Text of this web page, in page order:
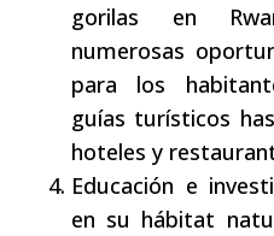
gorilas en
numerosas
para los
guías turísticos
hoteles y
Educación e
en su hábitat